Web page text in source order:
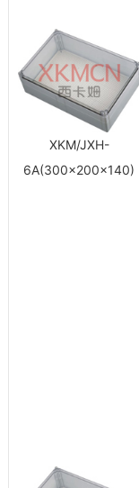
XKM/JXH-
6A(300×200×140)